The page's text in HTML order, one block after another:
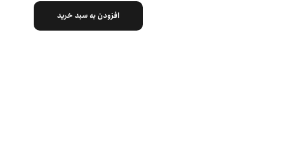
افزودن به سبد خرید